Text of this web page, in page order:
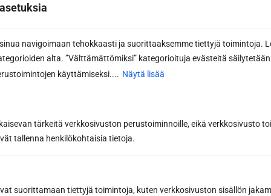
navigoimaan tehokkaasti ja suorittaaksemme tiettyjä toimintoja.
alta. ”Välttämättömiksi” kategorioituja evästeitä säilytetään
käyttämiseksi.... Näytä lisää
tärkeitä verkkosivuston perustoiminnoille, eikä verkkosivusto
tallenna henkilökohtaisia tietoja.
suorittamaan tiettyjä toimintoja, kuten verkkosivuston sisällön